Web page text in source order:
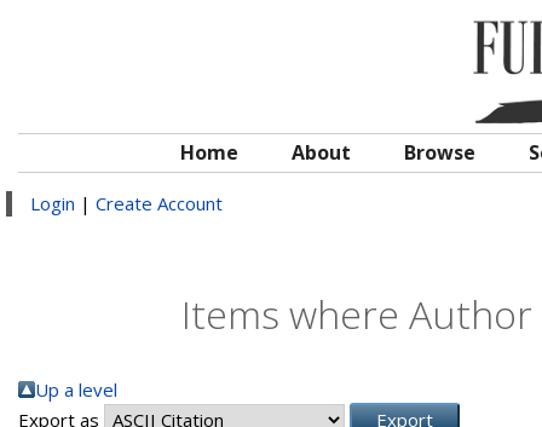
Home About Browse
Login | Create Account
Items where Author
Up a level
Export as